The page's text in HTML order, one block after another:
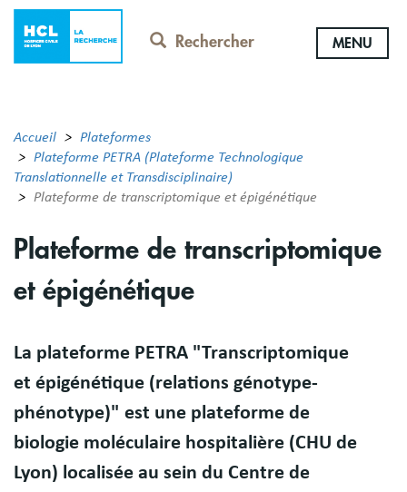
Aller
contenu
Rechercher MENU
Accueil
Plateformes
Plateforme PETRA (Plateforme Technologique
Translationnelle et Transdisciplinaire)
Plateforme de transcriptomique et épigénétique
Plateforme de transcriptomique
et épigénétique
Résumé
La plateforme PETRA "Transcriptomique
et épigénétique (relations génotype-
phénotype)" est une plateforme de
biologie moléculaire hospitalière (CHU de
Lyon) localisée au sein du Centre de